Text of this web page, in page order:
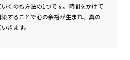
くのも方法の1つです。 時間をかけて
することで心の余裕が生まれ、真の
きます。